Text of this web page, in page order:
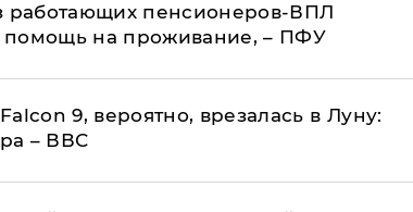
работающих пенсионеров-ВПЛ
помощь на проживание, – ПФУ
9, вероятно, врезалась в Луну:
– ВВС